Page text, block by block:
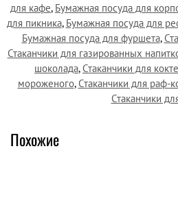
для кафе, Бумажная посуда для
для пикника, Бумажная посуда для
Бумажная посуда для фуршета,
Стаканчики для газированных
шоколада,Стаканчики для
мороженого,Стаканчики для раф-
Стаканчики
Похожие